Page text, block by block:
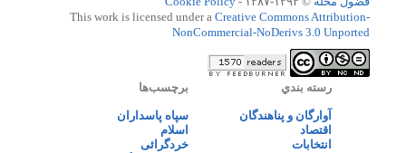
This work is licensed under a Creative Commons Attribution-
NonCommercial-NoDerivs 3.0 Unported
رسته بندي
آوارگان و پناهندگان
اقتصاد
انتخابات
برچسب‌ها
سپاه پاسداران
اسلام
خردگرائی